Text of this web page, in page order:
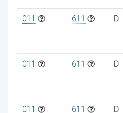
011 611 D
011 611 D
011 611 D